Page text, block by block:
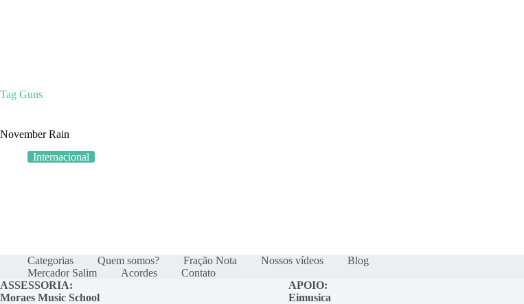
Tag Guns
November Rain
Internacional
Categorias Quem somos? Fração Nota Nossos vídeos
Blog
Mercador Salim
Acordes
Contato
ASSESSORIA:
Moraes Music School
APOIO:
Eimusica